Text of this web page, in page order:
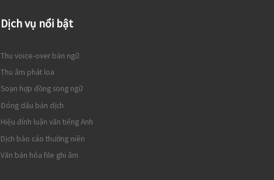
Dịch vụ nổi bật
Thu voice-over bản ngữ
Thu âm phát loa
Soạn hợp đồng song ngữ
Đóng dấu bản dịch
Hiệu đính luận văn tiếng Anh
Dịch báo cáo thường niên
Văn bản hóa file ghi âm